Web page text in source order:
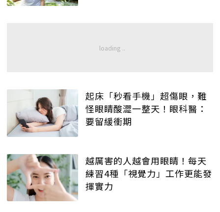
起床「秒看手機」超傷眼，難
怪眼睛酸澀一整天！眼科醫：
要留緩衝期
越厲害的人越會用眼睛！每天
練習4種「視覺力」工作更能發
揮實力